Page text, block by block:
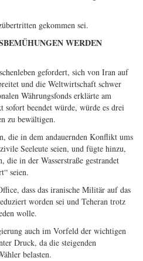
gekommen sei.
WERDEN
gefordert, sich von Iran auf
und die Weltwirtschaft schwer
Währungsfonds erklärte am
beendet würde, würde es drei
zu bewältigen.
die in dem andauernden Konflikt ums
Seeleute seien, und fügte hinzu,
die in der Wasserstraße gestrandet
seien.
dass das iranische Militär auf das
worden sei und Teheran trotz
wolle.
auch im Vorfeld der wichtigen
Druck, da die steigenden
belasten.